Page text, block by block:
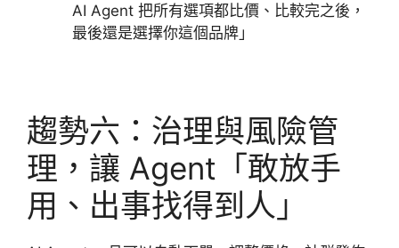
AI Agent 把所有選項都比價、比較完之後，
最後還是選擇你這個品牌」
趨勢六：治理與風險管
理，讓 Agent「敢放手
用、出事找得到人」